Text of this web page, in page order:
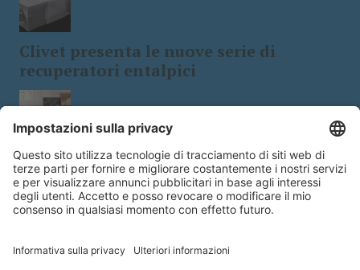
Clivet presenta le nuove serie di
recuperatori entalpici
Tecnologia e design: le stufe a
biomassa a 5 stelle